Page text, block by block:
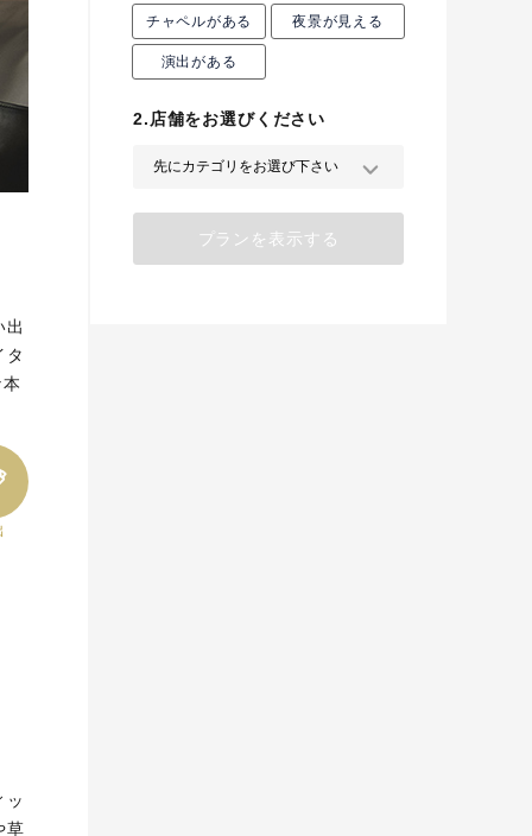
出
タ
ッ
草
チャペルがある 夜景が見える
演出がある
2.店舗をお選びください
プランを表示する